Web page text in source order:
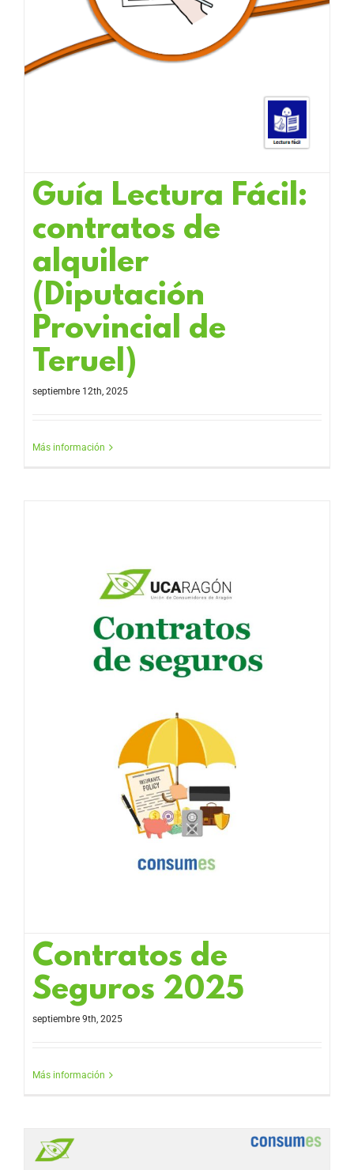
Guía Lectura Fácil:
contratos de
alquiler
(Diputación
Provincial de
Teruel)
septiembre 12th, 2025
Más información
Contratos de
Seguros 2025
septiembre 9th, 2025
Más información